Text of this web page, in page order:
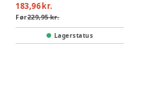
183,96 kr.
Før229,95 kr.
Lagerstatus